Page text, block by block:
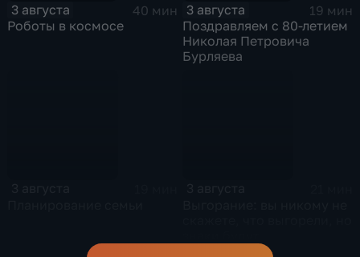
3 августа
40 мин
Роботы в космосе
3 августа
19 мин
Поздравляем с 80-летием
Николая Петровича
Бурляева